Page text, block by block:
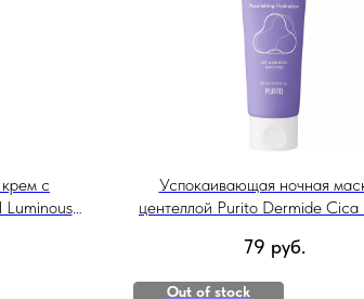
с
Luminous
Успокаивающая ночная
центеллой Purito Dermide Cica
79 руб.
Out of stock